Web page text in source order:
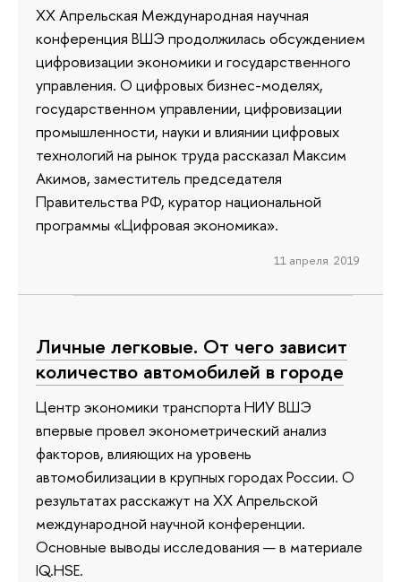
XX Апрельская Международная научная
конференция ВШЭ продолжилась обсуждением
цифровизации экономики и государственного
управления. О цифровых бизнес-моделях,
государственном управлении, цифровизации
промышленности, науки и влиянии цифровых
технологий на рынок труда рассказал Максим
Акимов, заместитель председателя
Правительства РФ, куратор национальной
программы «Цифровая экономика».
11 апреля 2019
Личные легковые. От чего зависит
количество автомобилей в городе
Центр экономики транспорта НИУ ВШЭ
впервые провел эконометрический анализ
факторов, влияющих на уровень
автомобилизации в крупных городах России. О
результатах расскажут на XX Апрельской
международной научной конференции.
Основные выводы исследования — в материале
IQ.HSE.